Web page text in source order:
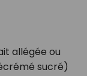
allégée ou
sucré)